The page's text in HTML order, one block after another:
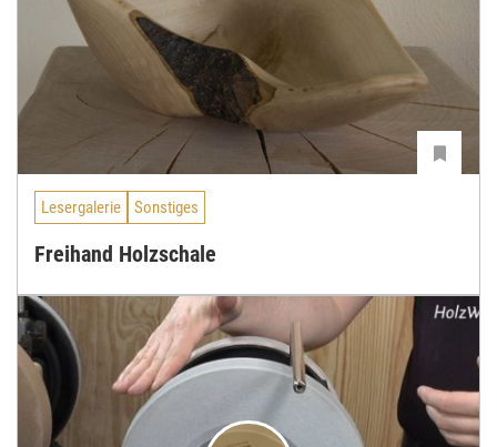
Lesergalerie Sonstiges
Freihand Holzschale